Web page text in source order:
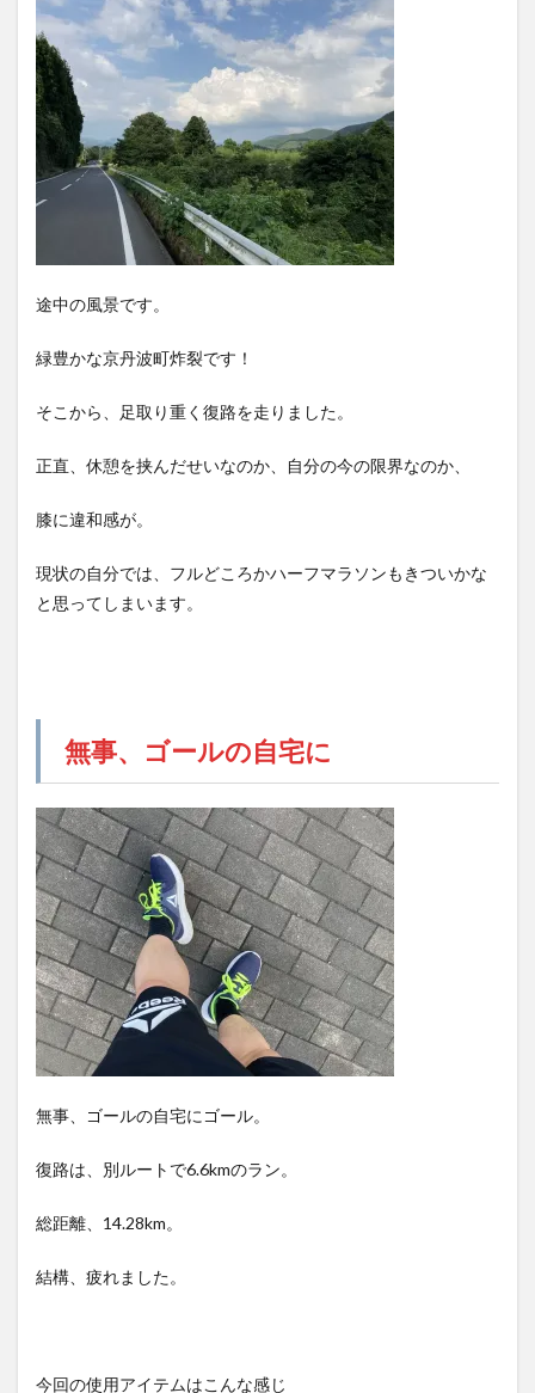
途中の風景です。
緑豊かな京丹波町炸裂です！
そこから、足取り重く復路を走りました。
正直、休憩を挟んだせいなのか、自分の今の限界なのか、
膝に違和感が。
現状の自分では、フルどころかハーフマラソンもきついかな
と思ってしまいます。
無事、ゴールの自宅に
無事、ゴールの自宅にゴール。
復路は、別ルートで6.6kmのラン。
総距離、14.28km。
結構、疲れました。
今回の使用アイテムはこんな感じ